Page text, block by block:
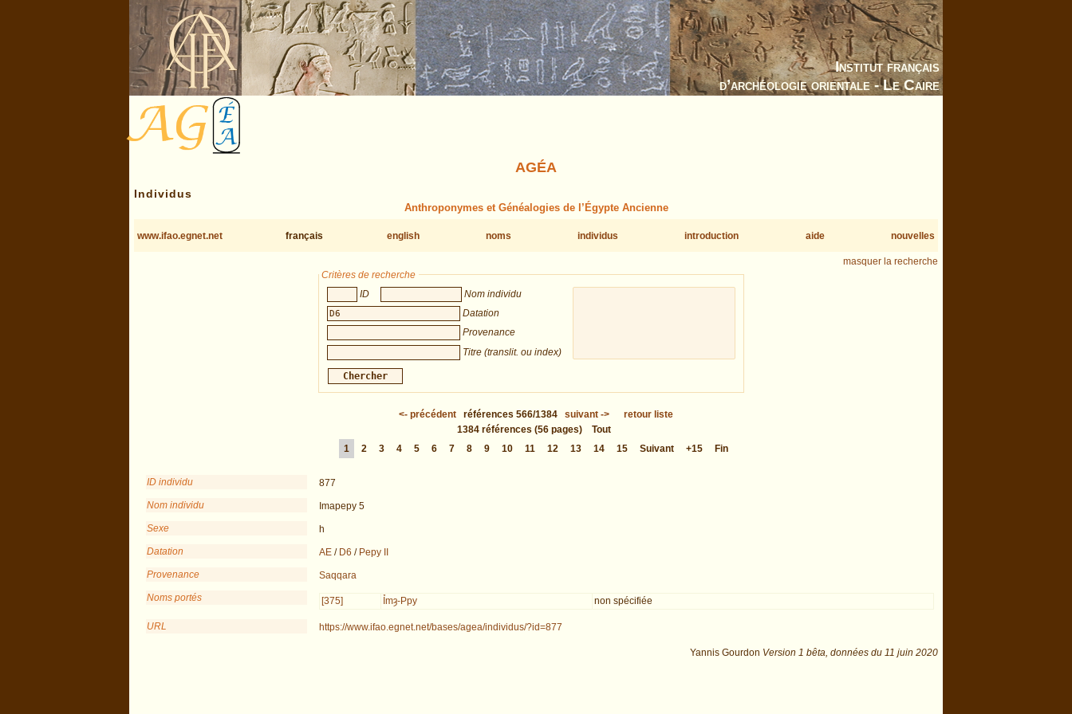
Institut français
d’archéologie orientale - Le Caire
AGÉA
Individus
Anthroponymes et Généalogies de l’Égypte Ancienne
www.ifao.egnet.net français english noms individus introduction aide nouvelles
masquer la recherche
Critères de recherche
ID
Nom individu
Datation
Provenance
Titre (translit. ou index)
<- précédent références 566/1384 suivant ->
retour liste
1384 références (56 pages)
Tout
1
2 3 4 5 6 7 8 9 10 11 12 13 14 15 Suivant +15 Fin
ID individu
877
Nom individu
Imapepy 5
Sexe
h
Datation
AE/ D6 / Pepy II
Provenance
Saqqara
Noms portés
[375] Ỉmȝ-Ppy non spécifiée
URL https://www.ifao.egnet.net/bases/agea/individus/?id=877
Yannis Gourdon Version 1 bêta,données du 11 juin 2020